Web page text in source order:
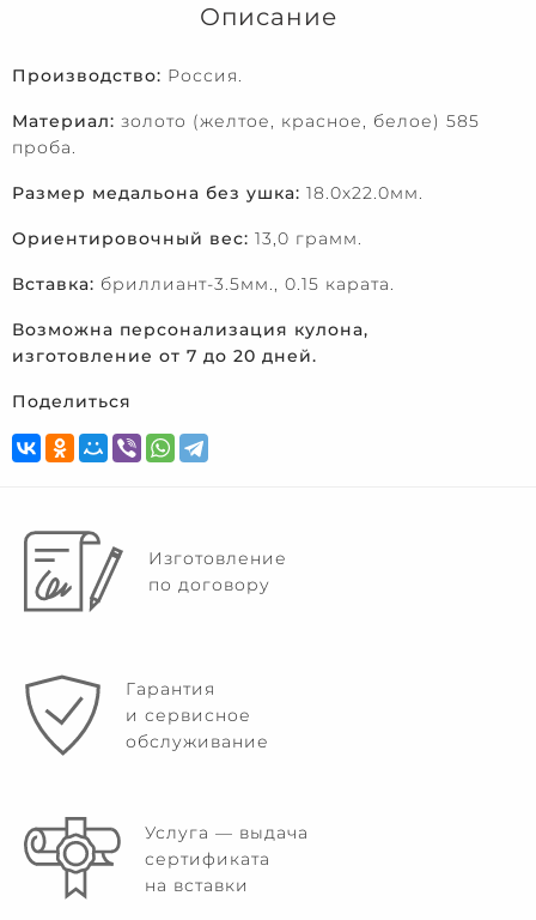
Описание
Производство: Россия.
Материал: золото (желтое, красное, белое) 585
проба.
Размер медальона без ушка: 18.0х22.0мм.
Ориентировочный вес: 13,0 грамм.
Вставка: бриллиант-3.5мм., 0.15 карата.
Возможна персонализация кулона,
изготовление от 7 до 20 дней.
Поделиться
Изготовление
по договору
Гарантия
и сервисное
обслуживание
Услуга — выдача
сертификата
на вставки